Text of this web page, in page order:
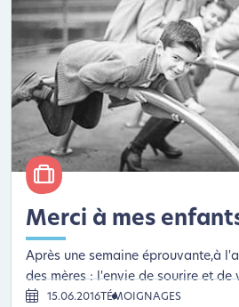
Merci à mes
Après une semaine éprouvante,à
des mères : l'envie de sourire et de
15.06.2016 TÉMOIGNAGES